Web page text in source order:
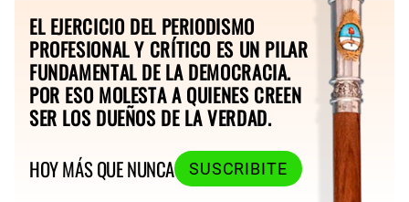
EL EJERCICIO DEL PERIODISMO
PROFESIONAL Y CRÍTICO ES UN PILAR
FUNDAMENTAL DE LA DEMOCRACIA.
POR ESO MOLESTA A QUIENES CREEN
SER LOS DUEÑOS DE LA VERDAD.
HOY MÁS QUE NUNCA
SUSCRIBITE